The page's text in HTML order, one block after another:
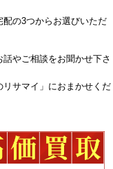
の3つからお選びいただ
やご相談をお聞かせ下さ
サマイ」におまかせくだ